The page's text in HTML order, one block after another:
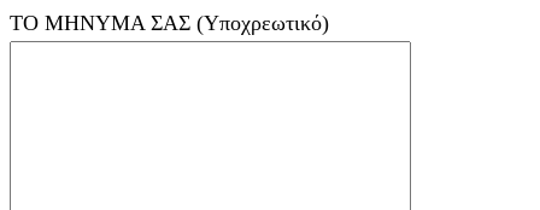
ΤΟ ΜΗΝΥΜΑ ΣΑΣ (Υποχρεωτικό)